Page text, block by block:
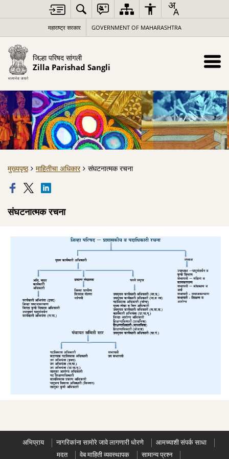
महाराष्ट्र सरकार GOVERNMENT OF MAHARASHTRA
जिल्हा परिषद सांगली
Zilla Parishad Sangli
मुख्यपृष्ठ माहितीचा अधिकार संघटनात्मक रचना
संघटनात्मक रचना
अभिप्राय नागरिकांना सामोरे जावे लागणारी धोरणे
आमच्याशी संपर्क साधा
मदत
वेब माहिती व्यवस्थापक सामान्य प्रश्न